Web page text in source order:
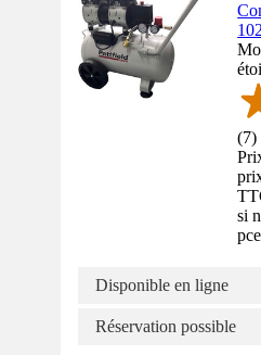
(7)
si
pce
Disponible en ligne
Réservation possible